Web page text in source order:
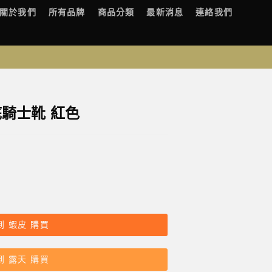
關於我們 所有品牌 商品分類 最新消息 連絡我們
士靴 紅色
蝦皮 購買
露天 購買